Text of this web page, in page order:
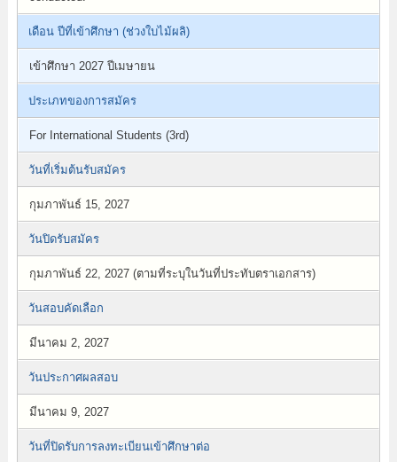
เดือน ปีที่เข้าศึกษา (ช่วงใบไม้ผลิ)
เข้าศึกษา 2027 ปีเมษายน
ประเภทของการสมัคร
For International Students (3rd)
วันที่เริ่มต้นรับสมัคร
กุมภาพันธ์ 15, 2027
วันปิดรับสมัคร
กุมภาพันธ์ 22, 2027 (ตามที่ระบุในวันที่ประทับตราเอกสาร)
วันสอบคัดเลือก
มีนาคม 2, 2027
วันประกาศผลสอบ
มีนาคม 9, 2027
วันที่ปิดรับการลงทะเบียนเข้าศึกษาต่อ